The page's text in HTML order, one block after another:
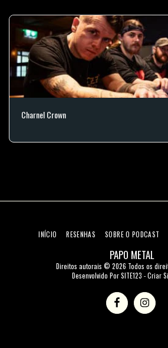
Charnel Crown
PAPO METAL
Direitos autorais © 2026 Todos os
Desenvolvido PorSITE123 -Criar
INÍCIO RESENHAS SOBRE O PODCAST